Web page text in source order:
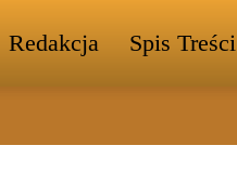
Redakcja Spis Treści